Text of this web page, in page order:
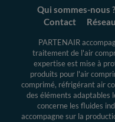
Qui sommes-nous ?
Contact
PARTENAIR
traitement de l'air
expertiseest mise à
produits pour l'air
comprimé, réfrigérant air
des éléments adaptables
concerne les fluides
accompagne sur la